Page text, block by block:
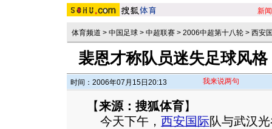
新闻
体育频道 > 中国足球 > 中超联赛 > 2006中超第十八轮 > 西安
裴恩才称队员迷失足球风
时间：2006年07月15日20:13 我来说两句
【来源：搜狐体育】
今天下午， 西安国际队与武汉